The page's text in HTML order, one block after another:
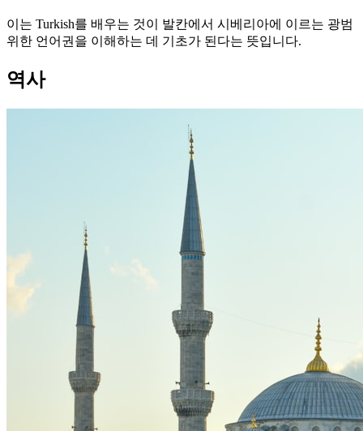
이는 Turkish를 배우는 것이 발칸에서 시베리아에 이르는 광범
위한 언어권을 이해하는 데 기초가 된다는 뜻입니다.
역사